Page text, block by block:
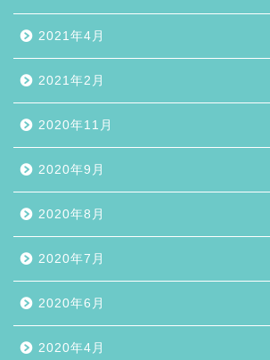
2021年4月
2021年2月
2020年11月
2020年9月
2020年8月
2020年7月
2020年6月
2020年4月